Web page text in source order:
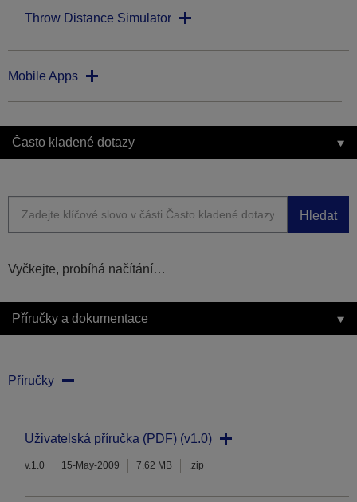
Throw Distance Simulator
Mobile Apps
Často kladené dotazy
Hledat
Vyčkejte, probíhá načítání…
Příručky a dokumentace
Příručky
Uživatelská příručka (PDF) (v1.0)
v.1.0 15-May-2009 7.62 MB .zip